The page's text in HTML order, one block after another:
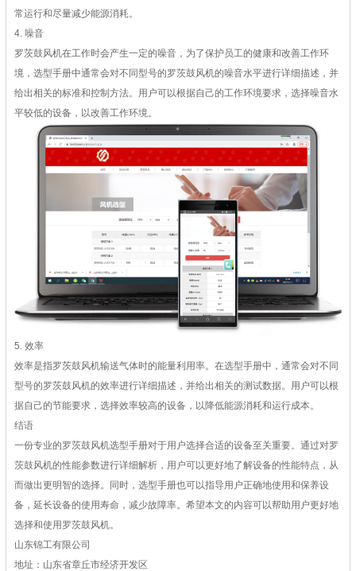
常运行和尽量减少能源消耗。
4. 噪音
罗茨鼓风机在工作时会产生一定的噪音，为了保护员工的健康和改善工作环
境，选型手册中通常会对不同型号的罗茨鼓风机的噪音水平进行详细描述，并
给出相关的标准和控制方法。用户可以根据自己的工作环境要求，选择噪音水
平较低的设备，以改善工作环境。
5. 效率
效率是指罗茨鼓风机输送气体时的能量利用率。在选型手册中，通常会对不同
型号的罗茨鼓风机的效率进行详细描述，并给出相关的测试数据。用户可以根
据自己的节能要求，选择效率较高的设备，以降低能源消耗和运行成本。
结语
一份专业的罗茨鼓风机选型手册对于用户选择合适的设备至关重要。通过对罗
茨鼓风机的性能参数进行详细解析，用户可以更好地了解设备的性能特点，从
而做出更明智的选择。同时，选型手册也可以指导用户正确地使用和保养设
备，延长设备的使用寿命，减少故障率。希望本文的内容可以帮助用户更好地
选择和使用罗茨鼓风机。
山东锦工有限公司
地址：山东省章丘市经济开发区